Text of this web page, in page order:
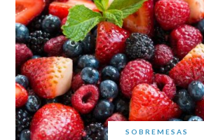
SOBREMESAS